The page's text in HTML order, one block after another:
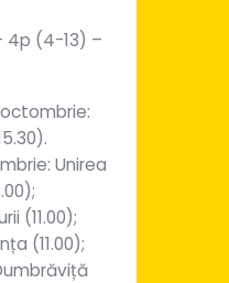
4p (4-13) –
octombrie:
Unirea
(11.00);
(11.00);